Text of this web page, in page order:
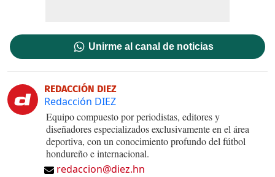
Unirme al canal de noticias
REDACCIÓN DIEZ
Redacción DIEZ
Equipo compuesto por periodistas, editores y
diseñadores especializados exclusivamente en el área
deportiva, con un conocimiento profundo del fútbol
hondureño e internacional.
redaccion@diez.hn